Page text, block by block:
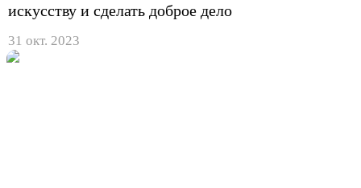
искусству и сделать доброе дело
31 окт. 2023